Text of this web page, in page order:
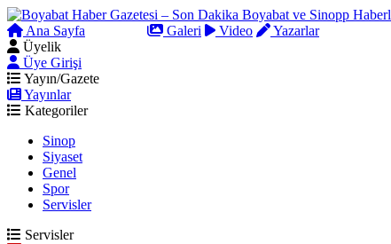
Ana Sayfa Galeri Video
Yazarlar
Üyelik
Üye Girişi
Yayın/Gazete
Yayınlar
Kategoriler
Sinop
Siyaset
Genel
Spor
Servisler
Servisler